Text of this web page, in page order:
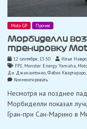
Moto GP Прочее
Морбиделли
тренировку
12 сентября, 13:50
Илья
FP1, Monster Energy Yamaha,
Ди Джанантонио,Фабио Квартараро,
Комментироватьon
возглавил
тренировку
MotoGP
Несмотря на позднее
Морбиделли показал
Гран-при Сан-Марино в